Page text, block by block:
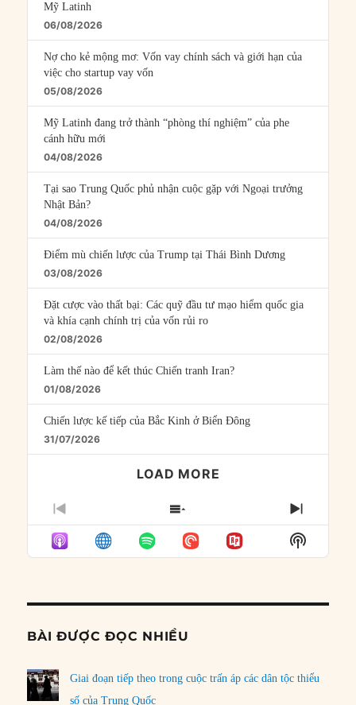
Mỹ Latinh
06/08/2026
Nợ cho kẻ mộng mơ: Vốn vay chính sách và giới hạn của
việc cho startup vay vốn
05/08/2026
Mỹ Latinh đang trở thành “phòng thí nghiệm” của phe
cánh hữu mới
04/08/2026
Tại sao Trung Quốc phủ nhận cuộc gặp với Ngoại trưởng
Nhật Bản?
04/08/2026
Điểm mù chiến lược của Trump tại Thái Bình Dương
03/08/2026
Đặt cược vào thất bại: Các quỹ đầu tư mạo hiểm quốc gia
và khía cạnh chính trị của vốn rủi ro
02/08/2026
Làm thế nào để kết thúc Chiến tranh Iran?
01/08/2026
Chiến lược kế tiếp của Bắc Kinh ở Biển Đông
31/07/2026
LOAD MORE
PREVIOUS
EPISODE
SHOW
EPISODES
LIST
NEXT
Show
Podcast
BÀI ĐƯỢC ĐỌC NHIỀU
Giai đoạn tiếp theo trong cuộc trấn áp các dân tộc thiểu
số của Trung Quốc